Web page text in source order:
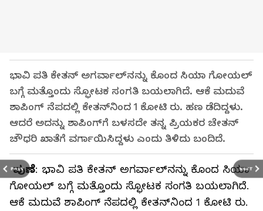
PREV NEXT
ಭಾವಿ ಪತಿ ಕೇತನ್‌ ಅಗರ್ವಾಲ್‌ನನ್ನು ಕೊಂದ ಸಿಯಾ ಗೋಯಲ್‌
ಬಗ್ಗೆ ಮತ್ತೊಂದು ಸ್ಫೋಟಕ ಸಂಗತಿ ಬಯಲಾಗಿದೆ. ಆಕೆ ಮದುವೆ
ಶಾಪಿಂಗ್‌ ನೆಪದಲ್ಲಿ ಕೇತನ್‌ನಿಂದ 1 ಕೋಟಿ ರು. ಹಣ ಡೆದಿದ್ದಳು.
ಆದರೆ ಅದನ್ನು ಶಾಪಿಂಗ್‌ಗೆ ಬಳಸದೇ ತನ್ನ ಪ್ರಿಯಕರ ಚೇತನ್‌
ಚೌಧರಿ ಖಾತೆಗೆ ವರ್ಗಾಯಿಸಿದ್ದಳು ಎಂದು ತಿಳಿದು ಬಂದಿದೆ.
ಪುಣೆ: ಭಾವಿ ಪತಿ ಕೇತನ್‌ ಅಗರ್ವಾಲ್‌ನನ್ನು ಕೊಂದ ಸಿಯಾ
ಗೋಯಲ್‌ ಬಗ್ಗೆ ಮತ್ತೊಂದು ಸ್ಫೋಟಕ ಸಂಗತಿ ಬಯಲಾಗಿದೆ.
ಆಕೆ ಮದುವೆ ಶಾಪಿಂಗ್‌ ನೆಪದಲ್ಲಿ ಕೇತನ್‌ನಿಂದ 1 ಕೋಟಿ ರು.